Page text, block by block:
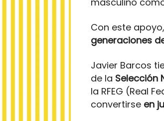
Con este
generaciones
Javier Barcos
de la Selección
la RFEG (Real
convertirse en